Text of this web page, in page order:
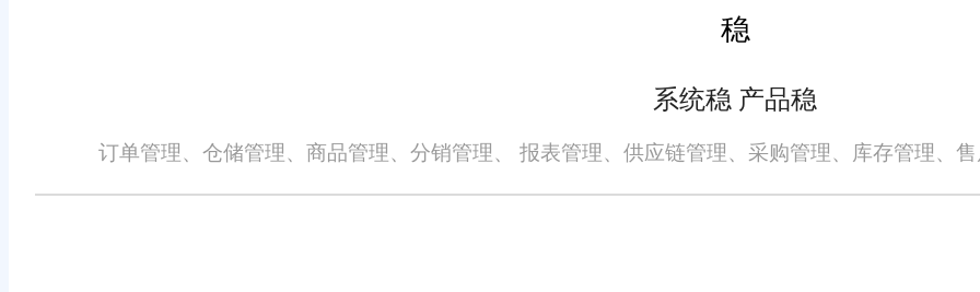
理的难题，还提升了整体的运营效率和市场竞争力。未来，随着技术的不断进
天津乃至全国的小企业提供更加全面、专业、高效的解决方案，助力企业在激烈
免责声明：本网站尽可能确保发布信息的准确性与可靠性，但不能保证其完全无误，请您在阅读本网站内容时自行判断真实性，本网站对于您因信赖该信息引
稳
系统稳 产品稳
订单管理、仓储管理、商品管理、分销管理、 报表管理、供应链管理、采购管理、库存管理、